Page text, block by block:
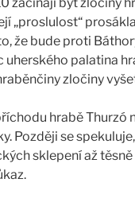
„proslulost“
že bude proti
uherského palatina
zločiny
hrabě Thurzó
Později se
sklepení až